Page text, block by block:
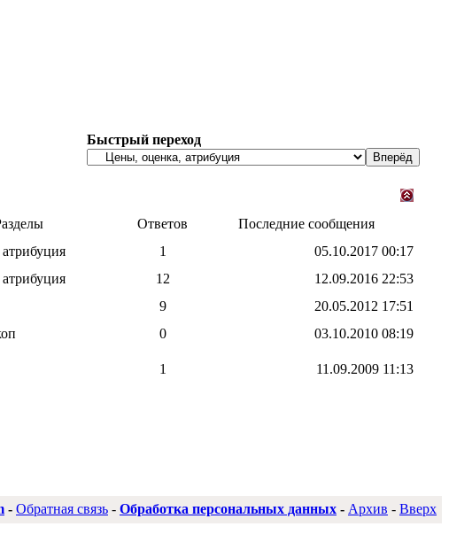
Быстрый переход
Ответов
Последние сообщения
1 05.10.2017 00:17
12 12.09.2016 22:53
9 20.05.2012 17:51
0 03.10.2010 08:19
1 11.09.2009 11:13
- Обратная связь - Обработка персональных данных - Архив - Вверх